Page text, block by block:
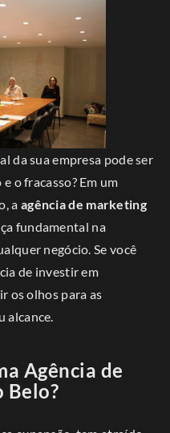
da sua empresa pode ser
o fracasso? Em um
a agência de marketing
fundamental na
negócio. Se você
de investir em
os olhos para as
alcance.
Agência de
Belo?